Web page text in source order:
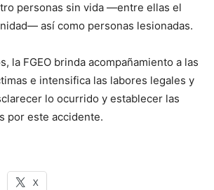
personas sin vida —entre ellas el
así como personas lesionadas.
la FGEO brinda acompañamiento a las
e intensifica las labores legales y
lo ocurrido y establecer las
por este accidente.
X